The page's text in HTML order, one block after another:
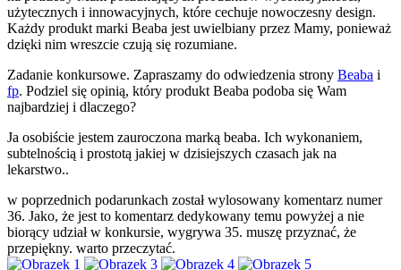
użytecznych i innowacyjnych, które cechuje nowoczesny design.
Każdy produkt marki Beaba jest uwielbiany przez Mamy, ponieważ
dzięki nim wreszcie czują się rozumiane.
Zadanie konkursowe. Zapraszamy do odwiedzenia strony Beaba i
fp. Podziel się opinią, który produkt Beaba podoba się Wam
najbardziej i dlaczego?
Ja osobiście jestem zauroczona marką beaba. Ich wykonaniem,
subtelnością i prostotą jakiej w dzisiejszych czasach jak na
lekarstwo..
w poprzednich podarunkach został wylosowany komentarz numer
36. Jako, że jest to komentarz dedykowany temu powyżej a nie
biorący udział w konkursie, wygrywa 35. muszę przyznać, że
przepiękny. warto przeczytać.